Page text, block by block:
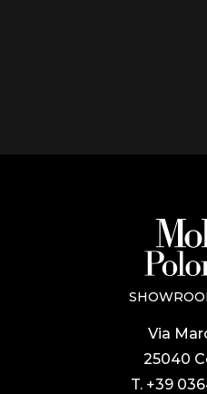
Via
25040
T. +39